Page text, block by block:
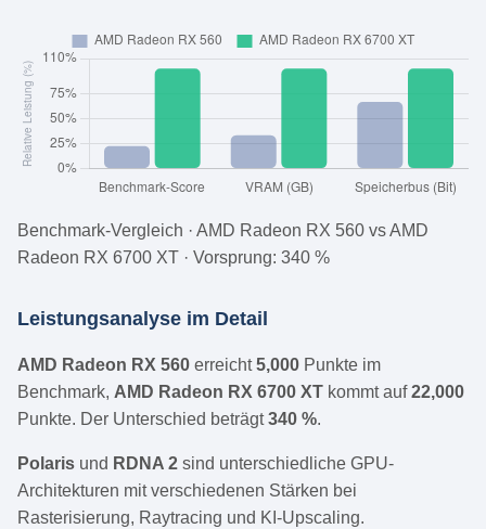
Benchmark-Vergleich · AMD Radeon RX 560 vs AMD
Radeon RX 6700 XT · Vorsprung: 340 %
Leistungsanalyse im Detail
AMD Radeon RX 560 erreicht5,000 Punkte im
Benchmark, AMD Radeon RX 6700 XT kommt auf22,000
Punkte. Der Unterschied beträgt340 %.
Polaris und RDNA 2 sind unterschiedliche GPU-
Architekturen mit verschiedenen Stärken bei
Rasterisierung, Raytracing und KI-Upscaling.